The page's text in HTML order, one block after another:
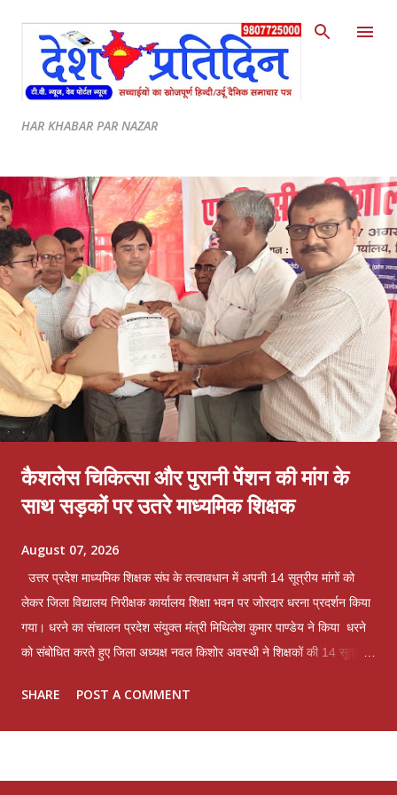
Skip to main content
HAR KHABAR PAR NAZAR
कैशलेस चिकित्सा और पुरानी पेंशन की मांग के
साथ सड़कों पर उतरे माध्यमिक शिक्षक
August 07, 2026
उत्तर प्रदेश माध्यमिक शिक्षक संघ के तत्वावधान में अपनी 14 सूत्रीय मांगों को
लेकर जिला विद्यालय निरीक्षक कार्यालय शिक्षा भवन पर जोरदार धरना प्रदर्शन किया
गया। धरने का संचालन प्रदेश संयुक्त मंत्री मिथिलेश कुमार पाण्डेय ने किया धरने
को संबोधित करते हुए जिला अध्यक्ष नवल किशोर अवस्थी ने शिक्षकों की 14 सूत्रीय
संरक्षक भगवान शंकर त्रिवेदी ने कहा कि लखनऊ मांटेसरी इंटर कॉलेज में व्यक्तिगत
SHARE POST A COMMENT